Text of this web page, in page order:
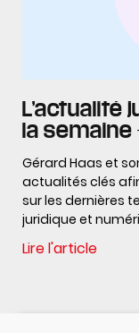
la
Gérard Haas et
actualités clés
sur les dernières
juridique et
Lire l'article